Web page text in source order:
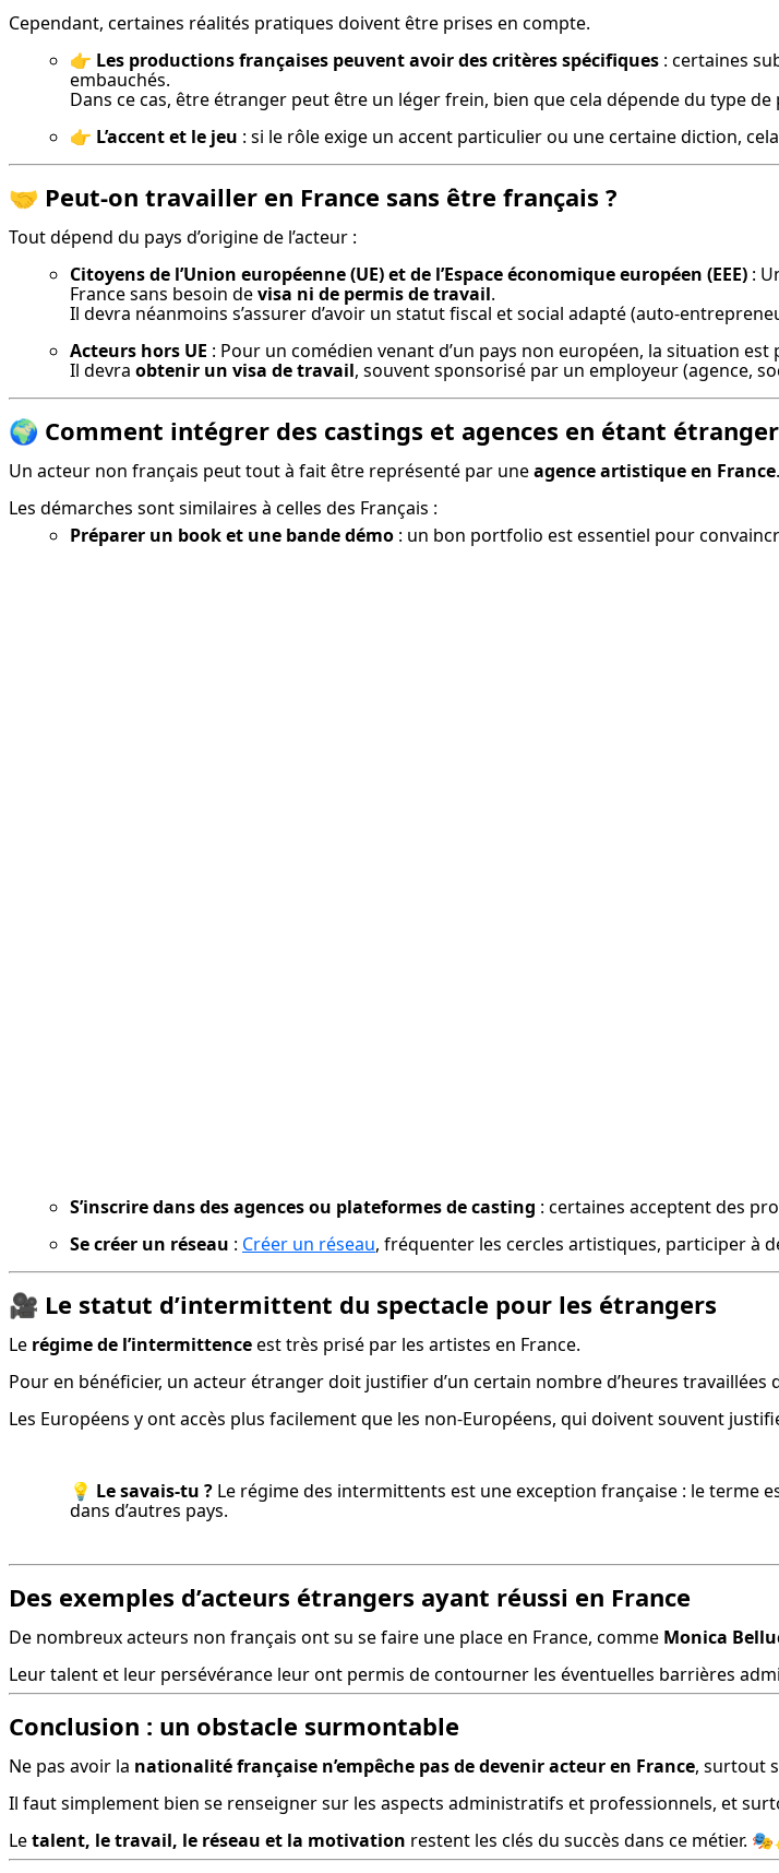
Cependant, certaines réalités pratiques doivent être prises en compte.
👉 Les productions françaises peuvent avoir des critères spécifiques : certaines
embauchés.
Dans ce cas, être étranger peut être un léger frein, bien que cela dépende du type de
👉 L’accent et le jeu : si le rôle exige un accent particulier ou une certaine diction,
🤝 Peut-on travailler en France sans être français ?
Tout dépend du pays d’origine de l’acteur :
Citoyens de l’Union européenne (UE) et de l’Espace économique européen (EEE) :
France sans besoin de visa ni de permis de travail.
Il devra néanmoins s’assurer d’avoir un statut fiscal et social adapté (auto-
Acteurs hors UE : Pour un comédien venant d’un pays non européen, la situation est
Il devra obtenir un visa de travail, souvent sponsorisé par un employeur (agence,
🌍 Comment intégrer des castings et agences en étant
Un acteur non français peut tout à fait être représenté par une agence artistique en France.
Les démarches sont similaires à celles des Français :
Préparer un book et une bande démo : un bon portfolio est essentiel pour
S’inscrire dans des agences ou plateformes de casting : certaines acceptent des
Se créer un réseau : Créer un réseau, fréquenter les cercles artistiques, participer à
🎥 Le statut d’intermittent du spectacle pour les étrangers
Le régime de l’intermittence est très prisé par les artistes en France.
Pour en bénéficier, un acteur étranger doit justifier d’un certain nombre d’heures travaillées
Les Européens y ont accès plus facilement que les non-Européens, qui doivent souvent
💡 Le savais-tu ? Le régime des intermittents est une exception française : le terme
dans d’autres pays.
Des exemples d’acteurs étrangers ayant réussi en France
De nombreux acteurs non français ont su se faire une place en France, comme Monica
Leur talent et leur persévérance leur ont permis de contourner les éventuelles barrières
Conclusion : un obstacle surmontable
Ne pas avoir la nationalité française n’empêche pas de devenir acteur en France, surtout
Il faut simplement bien se renseigner sur les aspects administratifs et professionnels, et
Le talent, le travail, le réseau et la motivation restent les clés du succès dans ce métier.